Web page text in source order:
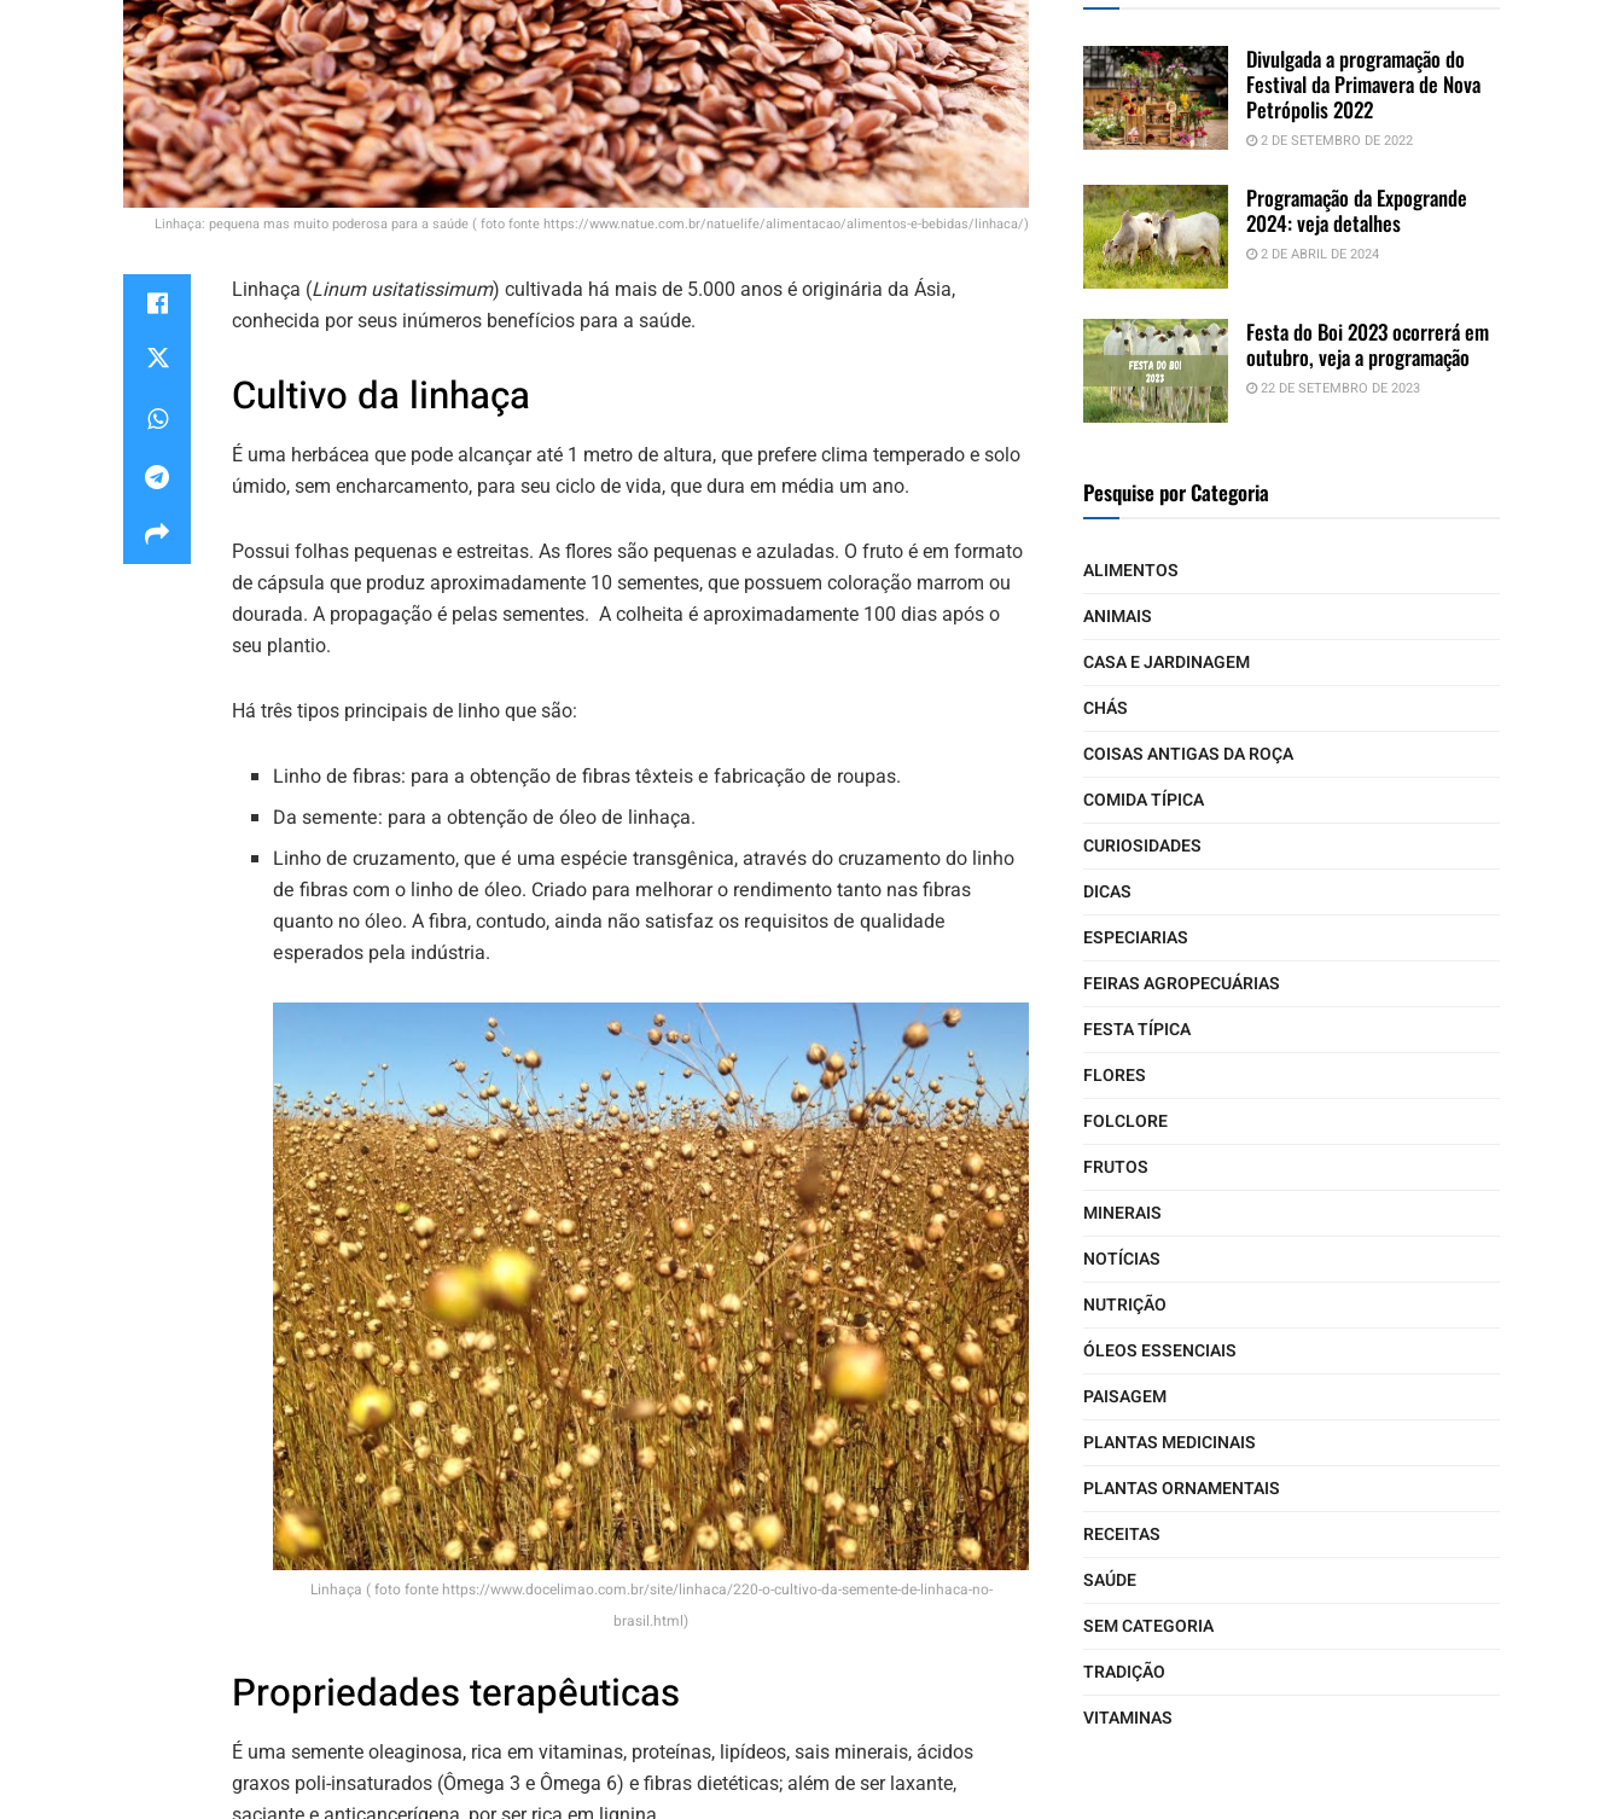
Linhaça: pequena mas muito poderosa para a saúde ( foto fonte https://www.natue.com.br/natuelife/alimentacao/alimentos-e-bebidas/linhaca/)
Linhaça (Linum usitatissimum) cultivada há mais de 5.000 anos é originária da Ásia,
conhecida por seus inúmeros benefícios para a saúde.
Cultivo da linhaça
É uma herbácea que pode alcançar até 1 metro de altura, que prefere clima temperado e solo
úmido, sem encharcamento, para seu ciclo de vida, que dura em média um ano.
Possui folhas pequenas e estreitas. As flores são pequenas e azuladas. O fruto é em formato
de cápsula que produz aproximadamente 10 sementes, que possuem coloração marrom ou
dourada. A propagação é pelas sementes. A colheita é aproximadamente 100 dias após o
seu plantio.
Há três tipos principais de linho que são:
Linho de fibras: para a obtenção de fibras têxteis e fabricação de roupas.
Da semente: para a obtenção de óleo de linhaça.
Linho de cruzamento, que é uma espécie transgênica, através do cruzamento do linho
de fibras com o linho de óleo. Criado para melhorar o rendimento tanto nas fibras
quanto no óleo. A fibra, contudo, ainda não satisfaz os requisitos de qualidade
esperados pela indústria.
Linhaça ( foto fonte https://www.docelimao.com.br/site/linhaca/220-o-cultivo-da-semente-de-linhaca-no-
brasil.html)
Propriedades terapêuticas
É uma semente oleaginosa, rica em vitaminas, proteínas, lipídeos, sais minerais, ácidos
graxos poli-insaturados (Ômega 3 e Ômega 6) e fibras dietéticas; além de ser laxante,
Divulgada a programação do
Festival da Primavera de Nova
Petrópolis 2022
2 DE SETEMBRO DE 2022
Programação da Expogrande
2024: veja detalhes
2 DE ABRIL DE 2024
Festa do Boi 2023 ocorrerá em
outubro, veja a programação
22 DE SETEMBRO DE 2023
Pesquise por Categoria
ALIMENTOS
ANIMAIS
CASA E JARDINAGEM
CHÁS
COISAS ANTIGAS DA ROÇA
COMIDA TÍPICA
CURIOSIDADES
DICAS
ESPECIARIAS
FEIRAS AGROPECUÁRIAS
FESTA TÍPICA
FLORES
FOLCLORE
FRUTOS
MINERAIS
NOTÍCIAS
NUTRIÇÃO
ÓLEOS ESSENCIAIS
PAISAGEM
PLANTAS MEDICINAIS
PLANTAS ORNAMENTAIS
RECEITAS
SAÚDE
SEM CATEGORIA
TRADIÇÃO
VITAMINAS